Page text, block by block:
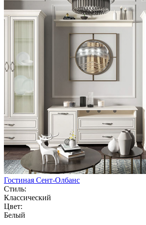
Гостиная Сент-Олбанс
Стиль:
Классический
Цвет:
Белый